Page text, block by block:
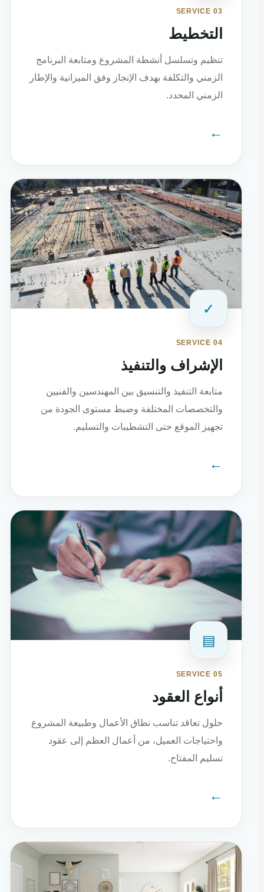
SERVICE 03
التخطيط
تنظيم وتسلسل أنشطة المشروع ومتابعة البرنامج
الزمني والتكلفة بهدف الإنجاز وفق الميزانية والإطار
الزمني المحدد.
←
✓
SERVICE 04
الإشراف والتنفيذ
متابعة التنفيذ والتنسيق بين المهندسين والفنيين
والتخصصات المختلفة وضبط مستوى الجودة من
تجهيز الموقع حتى التشطيبات والتسليم.
←
▤
SERVICE 05
أنواع العقود
حلول تعاقد تناسب نطاق الأعمال وطبيعة المشروع
واحتياجات العميل، من أعمال العظم إلى عقود
تسليم المفتاح.
←